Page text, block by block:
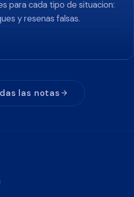
para cada tipo de situacion:
y resenas falsas.
las notas